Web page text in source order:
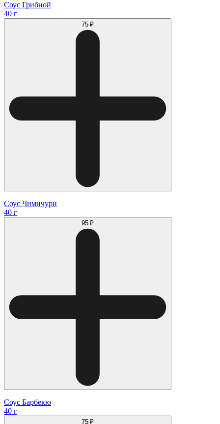
Соус Грибной
40 г
75 ₽
Соус Чимичури
40 г
95 ₽
Соус Барбекю
40 г
75 ₽